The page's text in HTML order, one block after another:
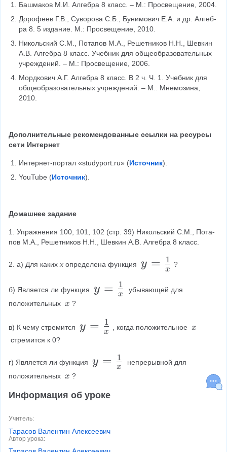
Баш­ма­ков М.И. Ал­геб­ра 8 класс. – М.: Про­све­ще­ние, 2004.
До­ро­фе­ев Г.В., Су­во­ро­ва С.Б., Бу­ни­мо­вич Е.А. и др. Ал­геб­
ра 8. 5 из­да­ние. М.: Про­све­ще­ние, 2010.
Ни­коль­ский С.М., По­та­пов М.А., Ре­шет­ни­ков Н.Н., Шев­кин
А.В. Ал­геб­ра 8 класс. Учеб­ник для об­ще­об­ра­зо­ва­тель­ных
учре­жде­ний. – М.: Про­све­ще­ние, 2006.
Мордкович А.Г. Алгебра 8 класс. В 2 ч. Ч. 1. Учеб­ник для
об­ще­об­ра­зо­ва­тель­ных учре­жде­ний. – М.: Мнемозина,
2010.
Дополнительные рекомендованные ссылки на ресурсы
сети Интернет
Интернет-портал «studyport.ru» (Источник).
YouTube (Источник).
Домашнее задание
1. Упражнения 100, 101, 102 (стр. 39) Ни­коль­ский С.М., По­та­
пов М.А., Ре­шет­ни­ков Н.Н., Шев­кин А.В. Ал­геб­ра 8 класс.
2. а) Для каких x определена функция y
\f
c
1
y = x
1 ?
б) Является ли функция y
r
c
}
x
y = x
1
убывающей для
положительных \
x ?
в) К чему стремится y
r
c
y = x
1 , когда положительное \
x
стремится к 0?
г) Является ли функция y
\f
c
{
y = x
1
непрерывной для
положительных \
x
x ?
Информация об уроке
Учитель:
Тарасов Валентин Алексеевич
Автор урока: